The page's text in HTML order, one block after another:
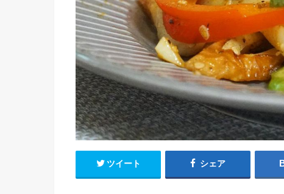
ツイート シェア